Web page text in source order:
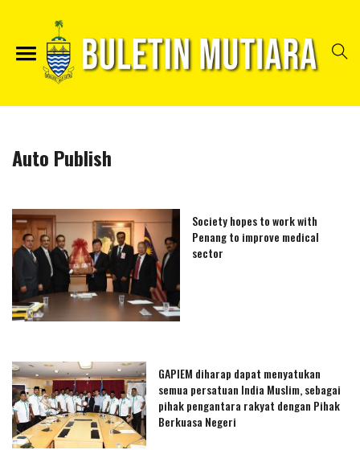
Auto Publish
Society hopes to work with
Penang to improve medical
sector
GAPIEM diharap dapat menyatukan
semua persatuan India Muslim, sebagai
pihak pengantara rakyat dengan Pihak
Berkuasa Negeri